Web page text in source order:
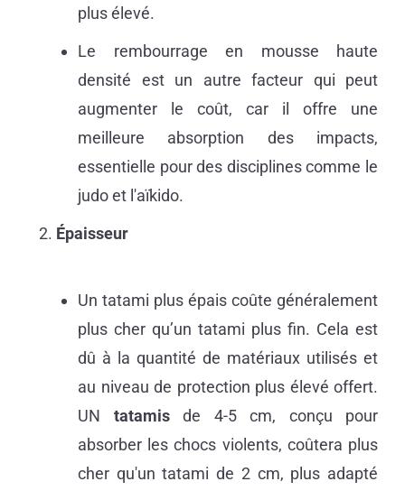
plus élevé.
Le rembourrage en mousse haute
densité est un autre facteur qui peut
augmenter le coût, car il offre une
meilleure absorption des impacts,
essentielle pour des disciplines comme le
judo et l'aïkido.
Épaisseur
Un tatami plus épais coûte généralement
plus cher qu’un tatami plus fin. Cela est
dû à la quantité de matériaux utilisés et
au niveau de protection plus élevé offert.
UN tatamisde 4-5 cm, conçu pour
absorber les chocs violents, coûtera plus
cher qu'un tatami de 2 cm, plus adapté